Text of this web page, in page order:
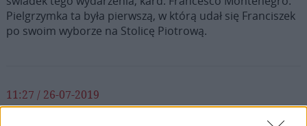
Pielgrzymka ta była pierwszą, w którą udał się Franciszek
po swoim wyborze na Stolicę Piotrową.
11:27 / 26-07-2019